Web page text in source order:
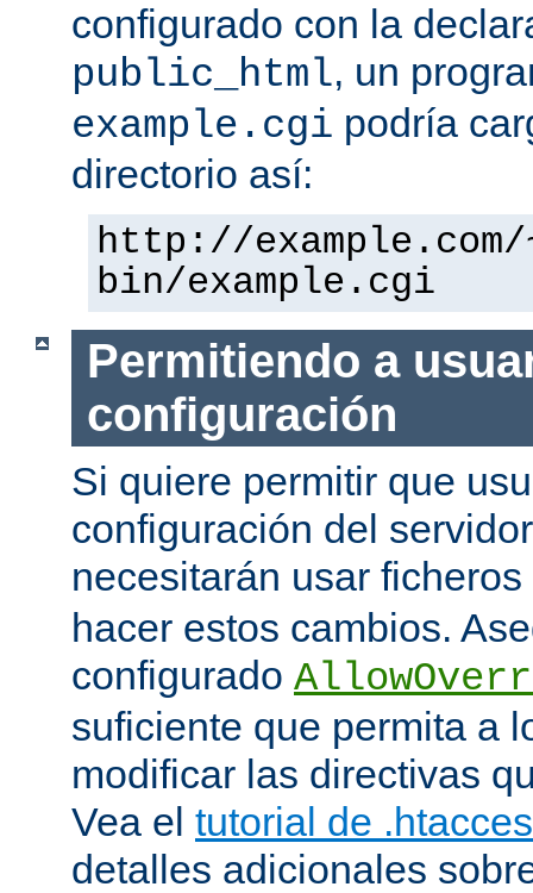
configurado con la
public_html, un
example.cgi podría
directorio así:
http://
bin/example.cgi
Permitiendo a
configuración
Si quiere permitir que
configuración del
necesitarán usar ficheros
hacer estos cambios.
configurado
suficiente que permita a
modificar las directivas
Vea el tutorial de
detalles adicionales